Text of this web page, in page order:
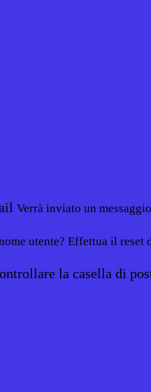
Verrà inviato un
utente? Effettua il reset
la casella di